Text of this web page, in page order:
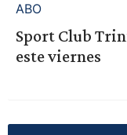
ABO
Sport Club
este viernes